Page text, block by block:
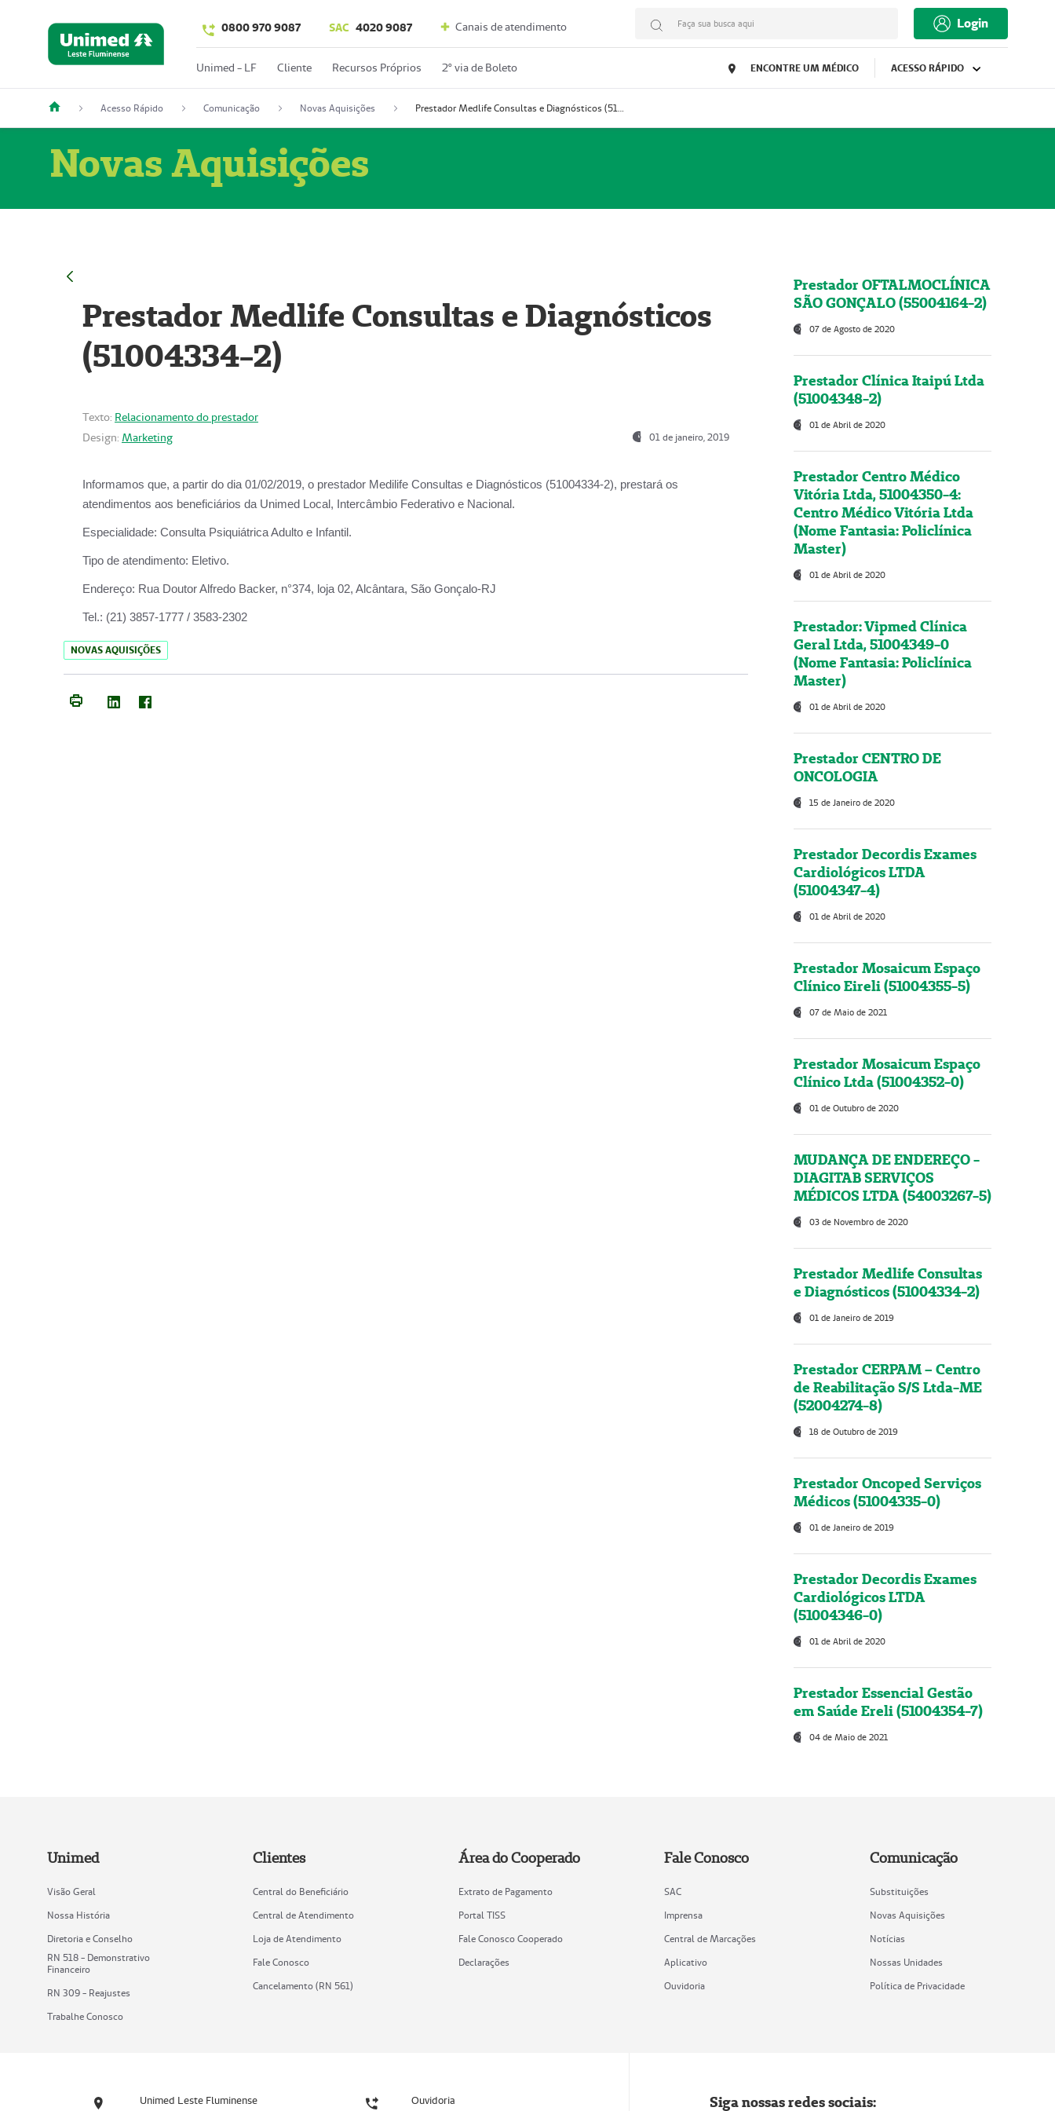
0800 970 9087 SAC 4020 9087 Canais de atendimento Faça sua busca aqui Login
Unimed - LF Cliente Recursos Próprios 2º via de Boleto ENCONTRE UM MÉDICO ACESSO RÁPIDO
Acesso Rápido Comunicação Novas Aquisições Prestador Medlife Consultas e Diagnósticos (51004334-2)
Novas Aquisições
Prestador Medlife Consultas e Diagnósticos
(51004334-2)
Texto: Relacionamento do prestador
Design: Marketing 01 de janeiro, 2019
Informamos que, a partir do dia 01/02/2019, o prestador Medilife Consultas e Diagnósticos (51004334-2), prestará os
atendimentos aos beneficiários da Unimed Local, Intercâmbio Federativo e Nacional.
Especialidade: Consulta Psiquiátrica Adulto e Infantil.
Tipo de atendimento: Eletivo.
Endereço: Rua Doutor Alfredo Backer, n°374, loja 02, Alcântara, São Gonçalo-RJ
Tel.: (21) 3857-1777 / 3583-2302
NOVAS AQUISIÇÕES
Prestador OFTALMOCLÍNICA
SÃO GONÇALO (55004164-2)
07 de Agosto de 2020
Prestador Clínica Itaipú Ltda
(51004348-2)
01 de Abril de 2020
Prestador Centro Médico
Vitória Ltda, 51004350-4:
Centro Médico Vitória Ltda
(Nome Fantasia: Policlínica
Master)
01 de Abril de 2020
Prestador: Vipmed Clínica
Geral Ltda, 51004349-0
(Nome Fantasia: Policlínica
Master)
01 de Abril de 2020
Prestador CENTRO DE
ONCOLOGIA
15 de Janeiro de 2020
Prestador Decordis Exames
Cardiológicos LTDA
(51004347-4)
01 de Abril de 2020
Prestador Mosaicum Espaço
Clínico Eireli (51004355-5)
07 de Maio de 2021
Prestador Mosaicum Espaço
Clínico Ltda (51004352-0)
01 de Outubro de 2020
MUDANÇA DE ENDEREÇO -
DIAGITAB SERVIÇOS
MÉDICOS LTDA (54003267-5)
03 de Novembro de 2020
Prestador Medlife Consultas
e Diagnósticos (51004334-2)
01 de Janeiro de 2019
Prestador CERPAM – Centro
de Reabilitação S/S Ltda-ME
(52004274-8)
18 de Outubro de 2019
Prestador Oncoped Serviços
Médicos (51004335-0)
01 de Janeiro de 2019
Prestador Decordis Exames
Cardiológicos LTDA
(51004346-0)
01 de Abril de 2020
Prestador Essencial Gestão
em Saúde Ereli (51004354-7)
04 de Maio de 2021
Unimed
Visão Geral
Nossa História
Diretoria e Conselho
RN 518 - Demonstrativo
Financeiro
RN 309 - Reajustes
Trabalhe Conosco
Clientes
Central do Beneficiário
Central de Atendimento
Loja de Atendimento
Fale Conosco
Cancelamento (RN 561)
Área do Cooperado
Extrato de Pagamento
Portal TISS
Fale Conosco Cooperado
Declarações
Fale Conosco
SAC
Imprensa
Central de Marcações
Aplicativo
Ouvidoria
Comunicação
Substituições
Novas Aquisições
Notícias
Nossas Unidades
Política de Privacidade
Unimed Leste Fluminense Ouvidoria Siga nossas redes sociais: